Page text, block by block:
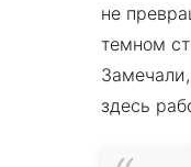
не
темном
здесь